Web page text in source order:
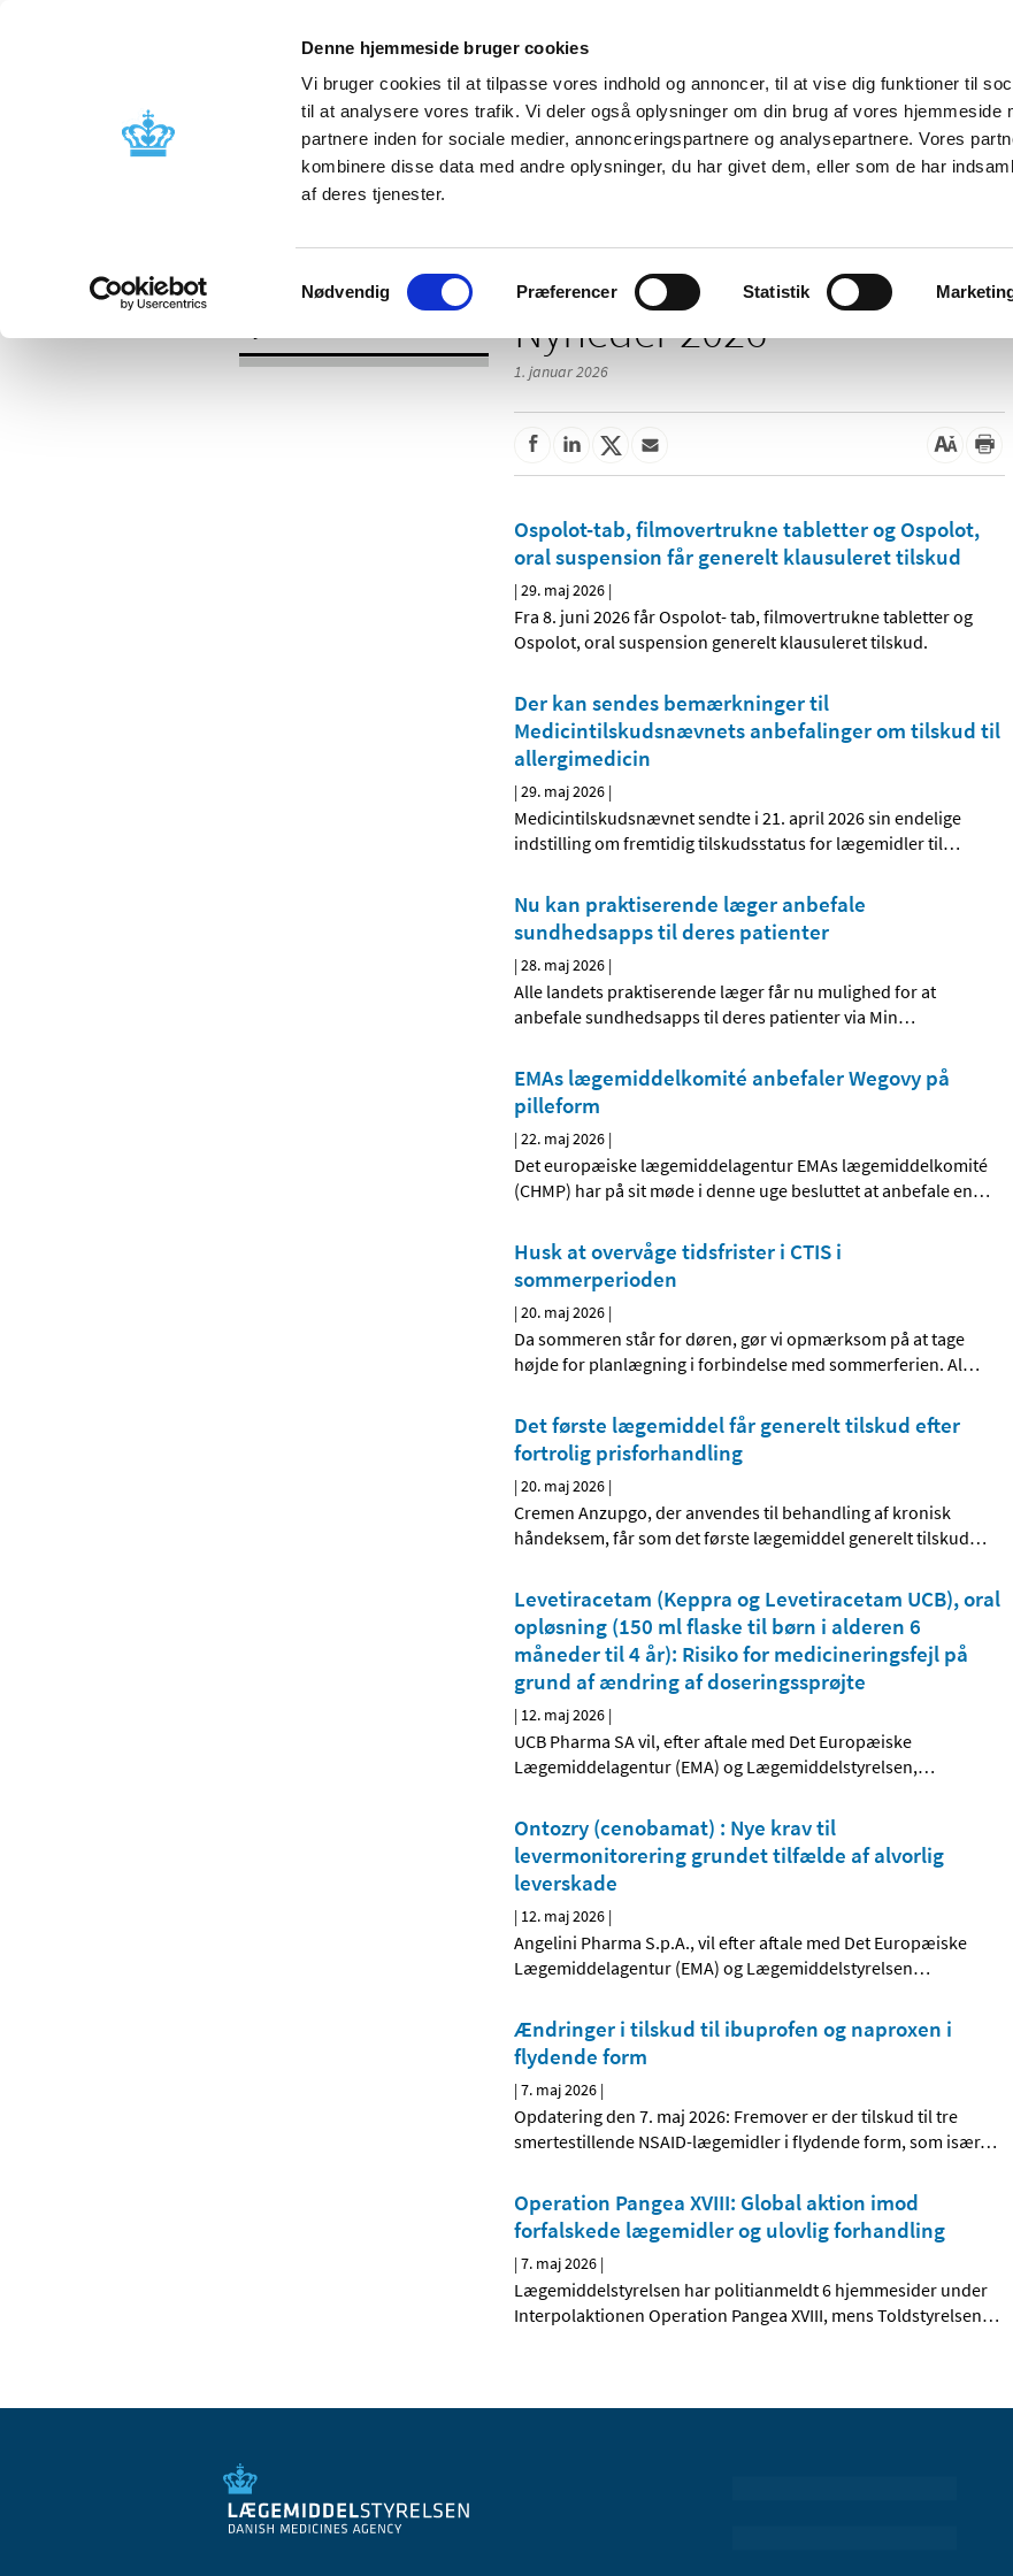
Denne hjemmeside bruger cookies
Vi bruger cookies til at tilpasse vores indhold og annoncer, til at vise dig funktioner til
til at analysere vores trafik. Vi deler også oplysninger om din brug af vores hjemmeside
partnere inden for sociale medier, annonceringspartnere og analysepartnere. Vores
kombinere disse data med andre oplysninger, du har givet dem, eller som de har
af deres tjenester.
Samtykkevalg
Nødvendig Præferencer Statistik
Nyheder Om os Kontakt
Godkendelse og
Bivirkninger og
produktinformation
Tilskud og
Apoteker og salg af
Nyheder 2026
1. januar 2026
Ospolot-tab, filmovertrukne tabletter og Ospolot,
oral suspension får generelt klausuleret tilskud
|29. maj 2026 |
Fra 8. juni 2026 får Ospolot- tab, filmovertrukne tabletter og
Ospolot, oral suspension generelt klausuleret tilskud.
Der kan sendes bemærkninger til
Medicintilskudsnævnets anbefalinger om tilskud til
allergimedicin
|29. maj 2026 |
Medicintilskudsnævnet sendte i 21. april 2026 sin endelige
indstilling om fremtidig tilskudsstatus for lægemidler til…
Nu kan praktiserende læger anbefale
sundhedsapps til deres patienter
|28. maj 2026 |
Alle landets praktiserende læger får nu mulighed for at
anbefale sundhedsapps til deres patienter via Min…
EMAs lægemiddelkomité anbefaler Wegovy på
pilleform
|22. maj 2026 |
Det europæiske lægemiddelagentur EMAs lægemiddelkomité
(CHMP) har på sit møde i denne uge besluttet at anbefale en…
Husk at overvåge tidsfrister i CTIS i
sommerperioden
|20. maj 2026 |
Da sommeren står for døren, gør vi opmærksom på at tage
højde for planlægning i forbindelse med sommerferien. Al…
Det første lægemiddel får generelt tilskud efter
fortrolig prisforhandling
|20. maj 2026 |
Cremen Anzupgo, der anvendes til behandling af kronisk
håndeksem, får som det første lægemiddel generelt tilskud…
Levetiracetam (Keppra og Levetiracetam UCB), oral
opløsning (150 ml flaske til børn i alderen 6
måneder til 4 år): Risiko for medicineringsfejl på
grund af ændring af doseringssprøjte
| 12. maj 2026 |
UCB Pharma SA vil, efter aftale med Det Europæiske
Lægemiddelagentur (EMA) og Lægemiddelstyrelsen,…
Ontozry (cenobamat) : Nye krav til
levermonitorering grundet tilfælde af alvorlig
leverskade
| 12. maj 2026 |
Angelini Pharma S.p.A., vil efter aftale med Det Europæiske
Lægemiddelagentur (EMA) og Lægemiddelstyrelsen…
Ændringer i tilskud til ibuprofen og naproxen i
flydende form
|7. maj 2026 |
Opdatering den 7. maj 2026: Fremover er der tilskud til tre
smertestillende NSAID-lægemidler i flydende form, som især…
Operation Pangea XVIII: Global aktion imod
forfalskede lægemidler og ulovlig forhandling
|7. maj 2026 |
Lægemiddelstyrelsen har politianmeldt 6 hjemmesider under
Interpolaktionen Operation Pangea XVIII, mens Toldstyrelsen…